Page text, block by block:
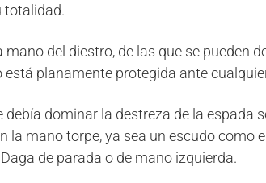
totalidad.
del diestro, de las que se pueden
planamente protegida ante
dominar la destreza de la espada
mano torpe, ya sea un escudo como
de parada o de mano izquierda.